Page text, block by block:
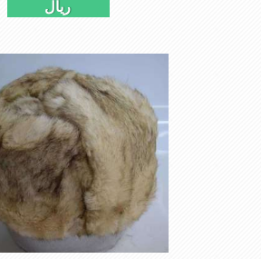
طبیی(خَز)تهیه شده است
باشدوبه همین دلیل به راحتی
سردزمستانی تمامی
روگرم نگاه می دارد
ریال